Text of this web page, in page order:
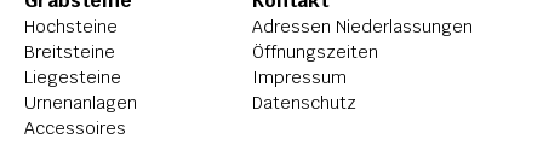
Hochsteine
Breitsteine
Liegesteine
Urnenanlagen
Accessoires
Adressen Niederlassungen
Öffnungszeiten
Impressum
Datenschutz